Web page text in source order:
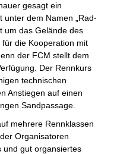
gesagt ein
dem Namen „Rad-
um das Gelände des
die Kooperation mit
der FCM stellt dem
Der Rennkurs
technischen
Anstiegen auf einen
Sandpassage.
mehrere Rennklassen
Organisatoren
und gut organsiertes